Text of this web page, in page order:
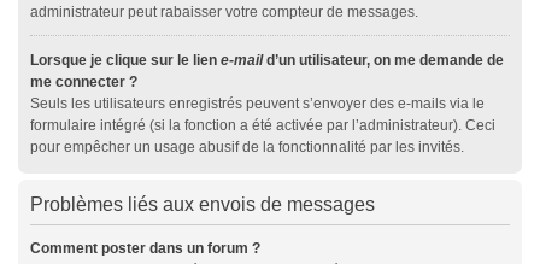
administrateur peut rabaisser votre compteur de messages.
Lorsque je clique sur le lien e-maild’un utilisateur, on me demande de
me connecter ?
Seuls les utilisateurs enregistrés peuvent s’envoyer des e-mails via le
formulaire intégré (si la fonction a été activée par l’administrateur). Ceci
pour empêcher un usage abusif de la fonctionnalité par les invités.
Problèmes liés aux envois de messages
Comment poster dans un forum ?